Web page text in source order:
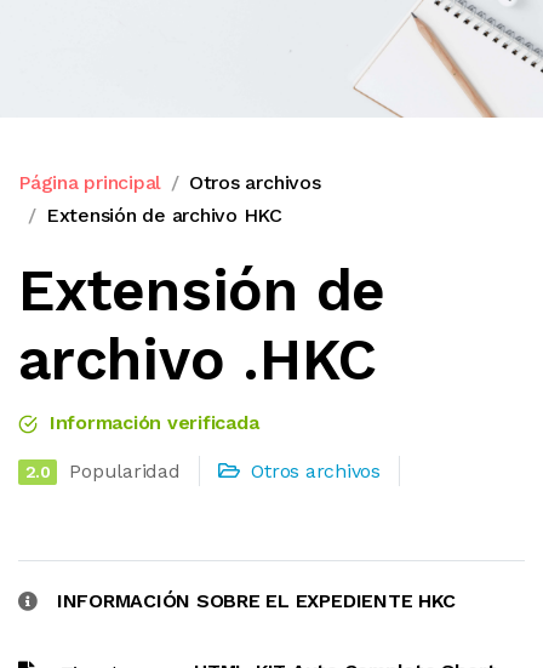
Página principal
Otros archivos
Extensión de archivo HKC
Extensión de
archivo .HKC
Información verificada
2.0 Popularidad Otros archivos
INFORMACIÓN SOBRE EL EXPEDIENTE HKC